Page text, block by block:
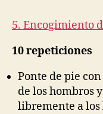
5. Encogimiento
10 repeticiones
Ponte de pie
de los hombros
libremente a los